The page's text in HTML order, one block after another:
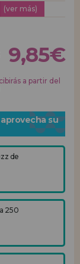
(ver más)
9,85€
a partir del
su
de
250